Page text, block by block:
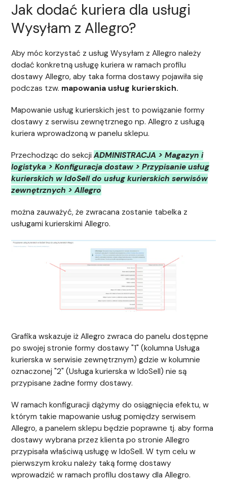
Jak dodać kuriera dla usługi
Wysyłam z Allegro?
Aby móc korzystać z usług Wysyłam z Allegro należy
dodać konkretną usługę kuriera w ramach profilu
dostawy Allegro, aby taka forma dostawy pojawiła się
podczas tzw. mapowania usług kurierskich.
Mapowanie usług kurierskich jest to powiązanie formy
dostawy z serwisu zewnętrznego np. Allegro z usługą
kuriera wprowadzoną w panelu sklepu.
Przechodząc do sekcjiADMINISTRACJA > Magazyn i
logistyka > Konfiguracja dostaw > Przypisanie usług
kurierskich w IdoSell do usług kurierskich serwisów
zewnętrznych > Allegro
można zauważyć, że zwracana zostanie tabelka z
usługami kurierskimi Allegro.
Grafika wskazuje iż Allegro zwraca do panelu dostępne
po swojej stronie formy dostawy "1" (kolumna Usługa
kurierska w serwisie zewnętrznym) gdzie w kolumnie
oznaczonej "2" (Usługa kurierska w IdoSell) nie są
przypisane żadne formy dostawy.
W ramach konfiguracji dążymy do osiągnięcia efektu, w
którym takie mapowanie usług pomiędzy serwisem
Allegro, a panelem sklepu będzie poprawne tj. aby forma
dostawy wybrana przez klienta po stronie Allegro
przypisała właściwą usługę w IdoSell. W tym celu w
pierwszym kroku należy taką formę dostawy
wprowadzić w ramach profilu dostawy dla Allegro.